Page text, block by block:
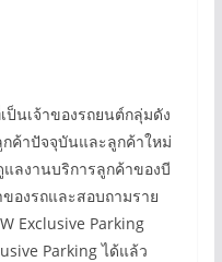
ป็นเจ้าของรถยนต์กลุ่มดัง
ค้าปัจจุบันและลูกค้าใหม่
ลงานบริการลูกค้าของบี
องรถและสอบถามราย
Exclusive Parking
Parking ได้แล้ว